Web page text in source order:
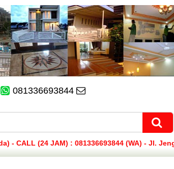
081336693844
- CALL (24 JAM) : 081336693844 (WA) - Jl.